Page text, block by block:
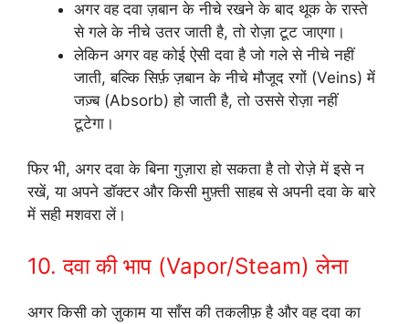
अगर वह दवा ज़बान के नीचे रखने के बाद थूक के रास्ते
से गले के नीचे उतर जाती है, तो रोज़ा टूट जाएगा।
लेकिन अगर वह कोई ऐसी दवा है जो गले से नीचे नहीं
जाती, बल्कि सिर्फ़ ज़बान के नीचे मौजूद रगों (Veins) में
जज़्ब (Absorb) हो जाती है, तो उससे रोज़ा नहीं
टूटेगा।
फिर भी, अगर दवा के बिना गुज़ारा हो सकता है तो रोज़े में इसे न
रखें, या अपने डॉक्टर और किसी मुफ़्ती साहब से अपनी दवा के बारे
में सही मशवरा लें।
10. दवा की भाप (Vapor/Steam) लेना
अगर किसी को ज़ुकाम या साँस की तकलीफ़ है और वह दवा का